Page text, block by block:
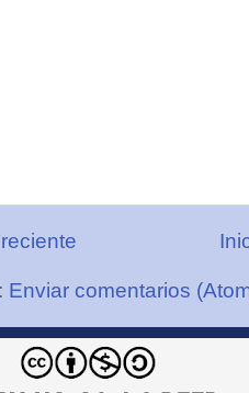
Enviar comentarios